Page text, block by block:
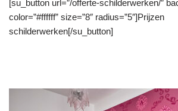
[su_button url=”/offerte-schilderwerken/”
color=”#ffffff” size=”8″ radius=”5″]Prijzen
schilderwerken[/su_button]